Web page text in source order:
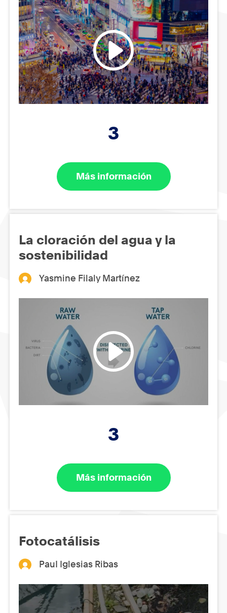
3
Más información
La cloración del agua y la
sostenibilidad
Yasmine Filaly Martínez
3
Más información
Fotocatálisis
PauI Iglesias Ribas